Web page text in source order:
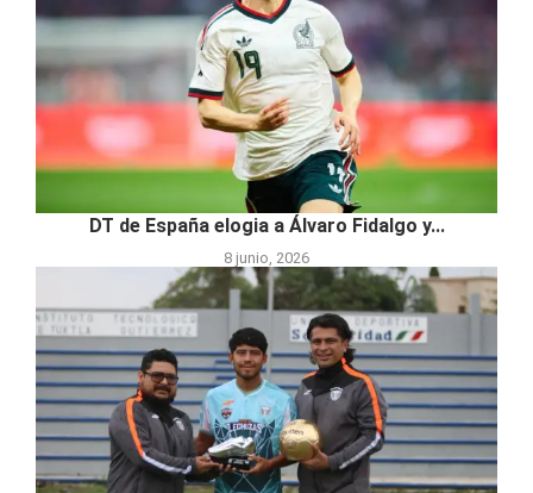
DT de España elogia a Álvaro Fidalgo y...
8 junio, 2026